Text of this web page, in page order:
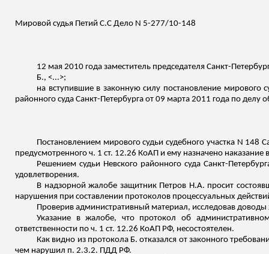
Мировой судья Петий С.С Дело N 5-277/10-148
12 мая 2010 года заместитель председателя Санкт-
Б., <...>;
на вступившие в законную силу постановление мирового
районного суда Санкт-Петербурга от 09 марта 2011 года по
Постановлением мирового судьи судебного участка N
предусмотренного ч. 1 ст. 12.26 КоАП и ему назначено
Решением судьи Невского районного суда Санкт-
удовлетворения.
В надзорной жалобе защитник Петров Н.А. просит
нарушения при составлении протоколов процессуальных
Проверив административный материал, исследовав
Указание в жалобе, что протокол об
ответственности по ч. 1 ст. 12.26 КоАП РФ, несостоятелен.
Как видно из протокола Б. отказался от законного
чем нарушил п. 2.3.2. ПДД РФ.